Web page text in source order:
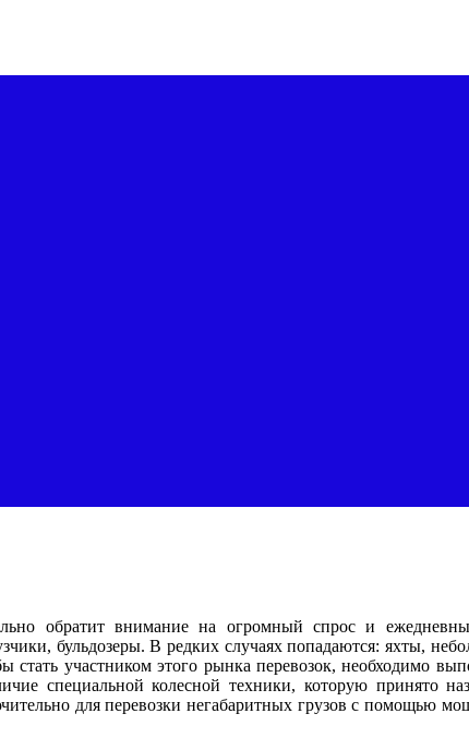
обратит внимание на огромный спрос и
бульдозеры. В редких случаях попадаются: яхты,
участником этого рынка перевозок, необходимо
специальной колесной техники, которую принято
для перевозки негабаритных грузов с помощью